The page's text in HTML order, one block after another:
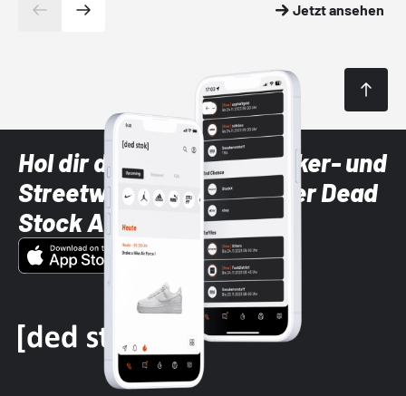
Jetzt ansehen
Hol dir die neuesten Sneaker- und
Streetwear-Brands mit der Dead
Stock App